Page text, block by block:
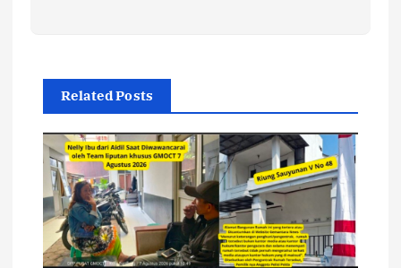
Related Posts